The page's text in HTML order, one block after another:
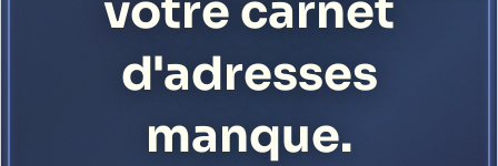
votre carnet
d'adresses
manque.